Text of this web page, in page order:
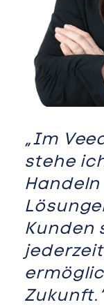
„Im
stehe
Kunden